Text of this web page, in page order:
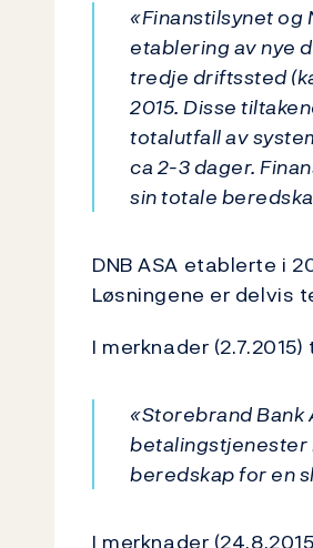
«Finanstilsynet og
etablering av nye
tredje driftssted
2015. Disse
totalutfall av
ca 2-3 dager.
sin totale
DNB ASA etablerte i
Løsningene er delvis
I merknader
«Storebrand Bank
betalingstjenester
beredskap for en
I merknader